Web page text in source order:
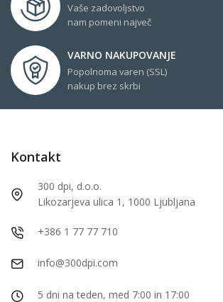
Vaše zadovoljstvo
nam pomeni največ
VARNO NAKUPOVANJE
Popolnoma varen (SSL)
nakup brez skrbi
Kontakt
300 dpi, d.o.o.
Likozarjeva ulica 1, 1000 Ljubljana
+386 1 77 77 710
info@300dpi.com
5 dni na teden, med 7:00 in 17:00